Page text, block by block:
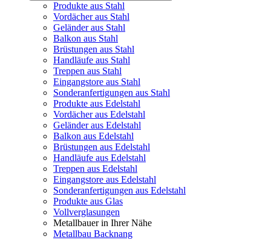
Produkte aus Stahl
Vordächer aus Stahl
Geländer aus Stahl
Balkon aus Stahl
Brüstungen aus Stahl
Handläufe aus Stahl
Treppen aus Stahl
Eingangstore aus Stahl
Sonderanfertigungen aus Stahl
Produkte aus Edelstahl
Vordächer aus Edelstahl
Geländer aus Edelstahl
Balkon aus Edelstahl
Brüstungen aus Edelstahl
Handläufe aus Edelstahl
Treppen aus Edelstahl
Eingangstore aus Edelstahl
Sonderanfertigungen aus Edelstahl
Produkte aus Glas
Vollverglasungen
Metallbauer in Ihrer Nähe
Metallbau Backnang